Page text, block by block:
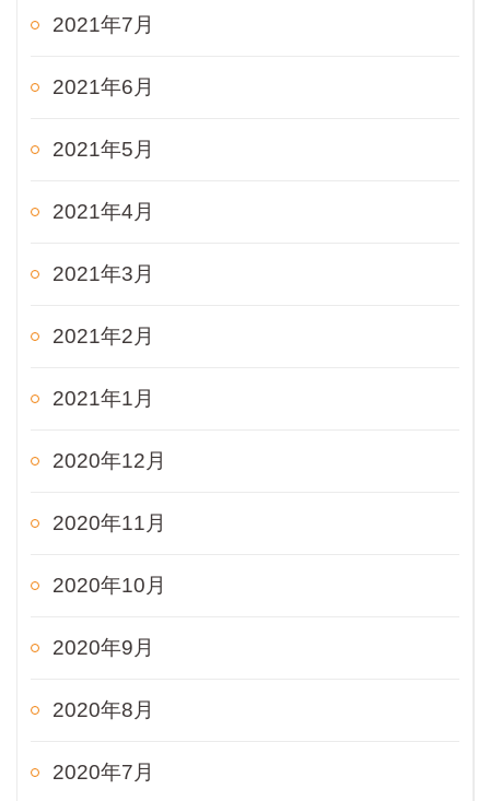
2021年7月
2021年6月
2021年5月
2021年4月
2021年3月
2021年2月
2021年1月
2020年12月
2020年11月
2020年10月
2020年9月
2020年8月
2020年7月